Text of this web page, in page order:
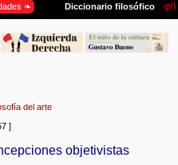
del arte
]
objetivistas